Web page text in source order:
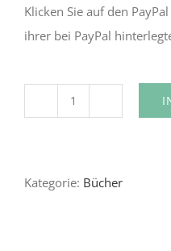
Klicken Sie auf den
ihrer bei PayPal
-
Kategorie: Bücher